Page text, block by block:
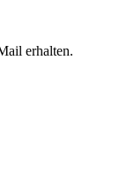
erhalten.